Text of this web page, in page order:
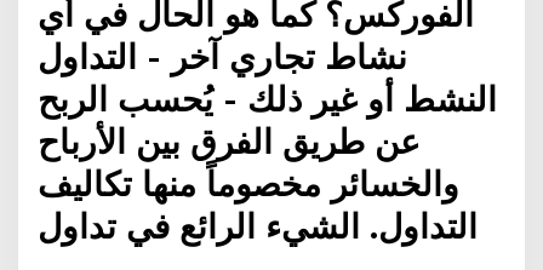
الفوركس؟ كما هو الحال في أي
نشاط تجاري آخر - التداول
النشط أو غير ذلك - يُحسب الربح
عن طريق الفرق بين الأرباح
والخسائر مخصوماً منها تكاليف
التداول. الشيء الرائع في تداول